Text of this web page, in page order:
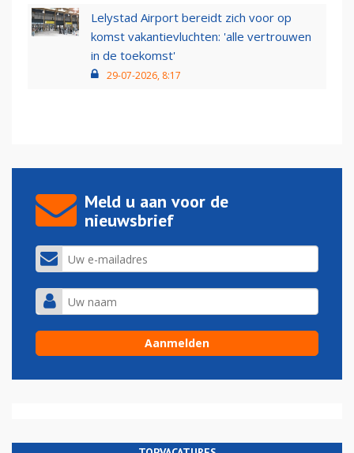
Lelystad Airport bereidt zich voor op
komst vakantievluchten: 'alle vertrouwen
in de toekomst'
29-07-2026, 8:17
Meld u aan voor de
nieuwsbrief